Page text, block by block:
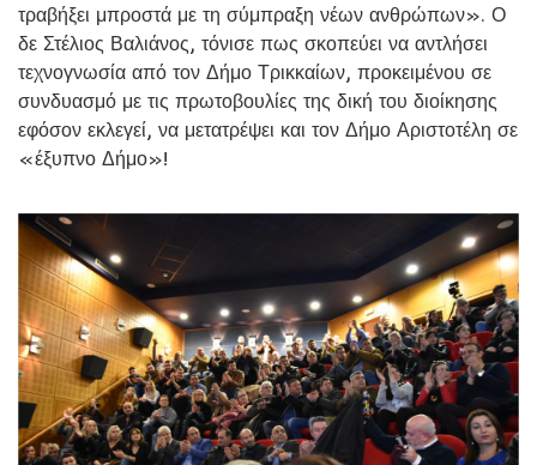
τραβήξει μπροστά με τη σύμπραξη νέων ανθρώπων». Ο
δε Στέλιος Βαλιάνος, τόνισε πως σκοπεύει να αντλήσει
τεχνογνωσία από τον Δήμο Τρικκαίων, προκειμένου σε
συνδυασμό με τις πρωτοβουλίες της δική του διοίκησης
εφόσον εκλεγεί, να μετατρέψει και τον Δήμο Αριστοτέλη σε
«έξυπνο Δήμο»!